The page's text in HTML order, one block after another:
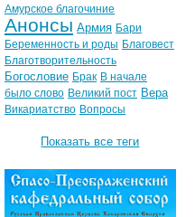
Амурское благочиние
Анонсы Армия Бари
Беременность и роды Благовест
Благотворительность
Богословие Брак В начале
было слово Великий пост Вера
Викариатство Вопросы
Показать все теги